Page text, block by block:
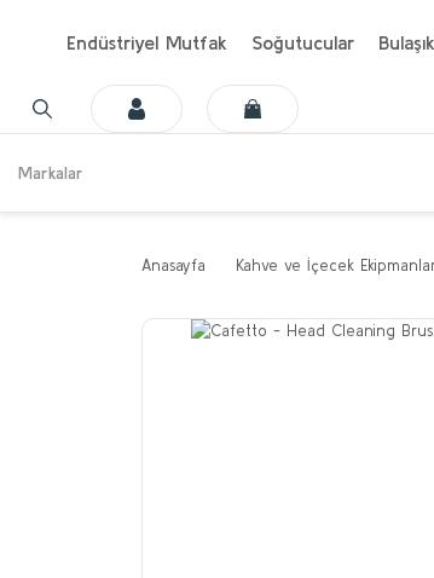
Endüstriyel Mutfak Soğutucular
Markalar
Anasayfa Kahve ve İçecek